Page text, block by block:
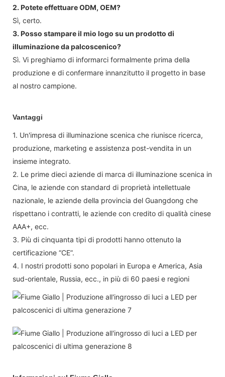
2. Potete effettuare ODM, OEM?
Sì, certo.
3. Posso stampare il mio logo su un prodotto di
illuminazione da palcoscenico?
Sì. Vi preghiamo di informarci formalmente prima della
produzione e di confermare innanzitutto il progetto in base
al nostro campione.
Vantaggi
1. Un'impresa di illuminazione scenica che riunisce ricerca,
produzione, marketing e assistenza post-vendita in un
insieme integrato.
2. Le prime dieci aziende di marca di illuminazione scenica in
Cina, le aziende con standard di proprietà intellettuale
nazionale, le aziende della provincia del Guangdong che
rispettano i contratti, le aziende con credito di qualità cinese
AAA+, ecc.
3. Più di cinquanta tipi di prodotti hanno ottenuto la
certificazione “CE”.
4. I nostri prodotti sono popolari in Europa e America, Asia
sud-orientale, Russia, ecc., in più di 60 paesi e regioni